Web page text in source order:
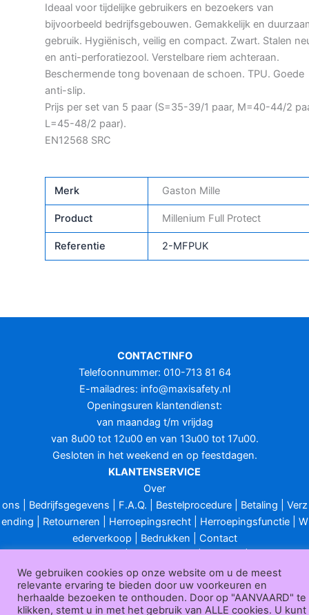
Ideaal voor tijdelijke gebruikers en bezoekers van
bijvoorbeeld bedrijfsgebouwen. Gemakkelijk en
gebruik. Hygiënisch, veilig en compact. Zwart. Stalen
en anti-perforatiezool. Verstelbare riem achteraan.
Beschermende tong bovenaan de schoen. TPU. Goede
anti-slip.
Prijs per set van 5 paar (S=35-39/1 paar, M=40-44/2
L=45-48/2 paar).
EN12568 SRC
Merk Gaston Mille
Product Millenium Full Protect
Referentie 2-MFPUK
CONTACTINFO
Telefoonnummer: 010-713 81 64
E-mailadres: info@maxisafety.nl
Openingsuren klantendienst:
van maandag t/m vrijdag
van 8u00 tot 12u00 en van 13u00 tot 17u00.
Gesloten in het weekend en op feestdagen.
KLANTENSERVICE
Over
ons
Bedrijfsgegevens F.A.Q. Bestelprocedure| Betaling
Verz
ending
Retourneren Herroepingsrecht| Herroepingsfunctie| W
ederverkoop
Bedrukken
Contact
Maxisafety.nl © 2026
We gebruiken cookies op onze website om u de meest
relevante ervaring te bieden door uw voorkeuren en
herhaalde bezoeken te onthouden. Door op "AANVAARD" te
klikken, stemt u in met het gebruik van ALLE cookies. U kunt